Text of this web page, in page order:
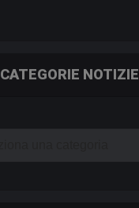
CATEGORIE NOTIZIE